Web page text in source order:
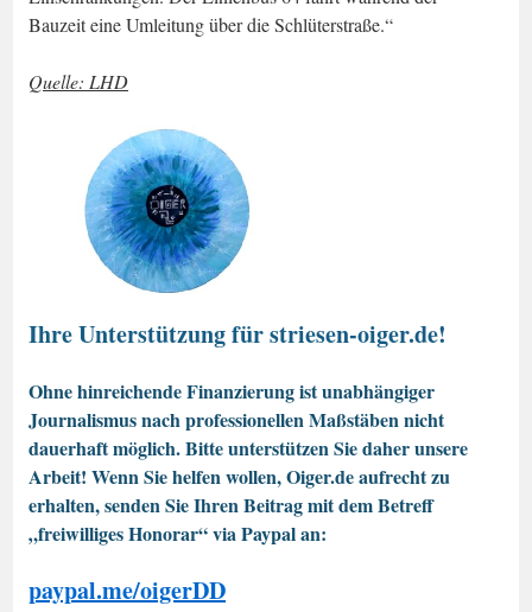
Bauzeit eine Umleitung über die Schlüterstraße.“
Quelle: LHD
Ihre Unterstützung für striesen-oiger.de!
Ohne hinreichende Finanzierung ist unabhängiger
Journalismus nach professionellen Maßstäben nicht
dauerhaft möglich. Bitte unterstützen Sie daher unsere
Arbeit! Wenn Sie helfen wollen, Oiger.de aufrecht zu
erhalten, senden Sie Ihren Beitrag mit dem Betreff
„freiwilliges Honorar“ via Paypal an:
paypal.me/oigerDD